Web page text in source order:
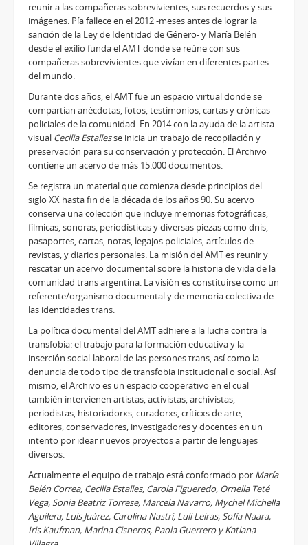
reunir a las compañeras sobrevivientes, sus recuerdos y sus
imágenes. Pía fallece en el 2012 -meses antes de lograr la
sanción de la Ley de Identidad de Género- y María Belén
desde el exilio funda el AMT donde se reúne con sus
compañeras sobrevivientes que vivían en diferentes partes
del mundo.
Durante dos años, el AMT fue un espacio virtual donde se
compartían anécdotas, fotos, testimonios, cartas y crónicas
policiales de la comunidad. En 2014 con la ayuda de la artista
visual Cecilia Estallesse inicia un trabajo de recopilación y
preservación para su conservación y protección. El Archivo
contiene un acervo de más 15.000 documentos.
Se registra un material que comienza desde principios del
siglo XX hasta fin de la década de los años 90. Su acervo
conserva una colección que incluye memorias fotográficas,
fílmicas, sonoras, periodísticas y diversas piezas como dnis,
pasaportes, cartas, notas, legajos policiales, artículos de
revistas, y diarios personales. La misión del AMT es reunir y
rescatar un acervo documental sobre la historia de vida de la
comunidad trans argentina. La visión es constituirse como un
referente/organismo documental y de memoria colectiva de
las identidades trans.
La política documental del AMT adhiere a la lucha contra la
transfobia: el trabajo para la formación educativa y la
inserción social-laboral de las persones trans, así como la
denuncia de todo tipo de transfobia institucional o social. Así
mismo, el Archivo es un espacio cooperativo en el cual
también intervienen artistas, activistas, archivistas,
periodistas, historiadorxs, curadorxs, críticxs de arte,
editores, conservadores, investigadores y docentes en un
intento por idear nuevos proyectos a partir de lenguajes
diversos.
Actualmente el equipo de trabajo está conformado por María
Belén Correa, Cecilia Estalles, Carola Figueredo, Ornella Teté
Vega, Sonia Beatriz Torrese, Marcela Navarro, Mychel Michella
Aguilera, Luis Juárez, Carolina Nastri, Luli Leiras, Sofía Naara,
Iris Kaufman, Marina Cisneros, Paola Guerrero y Katiana